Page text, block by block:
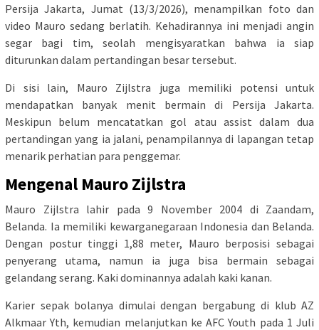
Persija Jakarta, Jumat (13/3/2026), menampilkan foto dan
video Mauro sedang berlatih. Kehadirannya ini menjadi angin
segar bagi tim, seolah mengisyaratkan bahwa ia siap
diturunkan dalam pertandingan besar tersebut.
Di sisi lain, Mauro Zijlstra juga memiliki potensi untuk
mendapatkan banyak menit bermain di Persija Jakarta.
Meskipun belum mencatatkan gol atau assist dalam dua
pertandingan yang ia jalani, penampilannya di lapangan tetap
menarik perhatian para penggemar.
Mengenal Mauro Zijlstra
Mauro Zijlstra lahir pada 9 November 2004 di Zaandam,
Belanda. Ia memiliki kewarganegaraan Indonesia dan Belanda.
Dengan postur tinggi 1,88 meter, Mauro berposisi sebagai
penyerang utama, namun ia juga bisa bermain sebagai
gelandang serang. Kaki dominannya adalah kaki kanan.
Karier sepak bolanya dimulai dengan bergabung di klub AZ
Alkmaar Yth, kemudian melanjutkan ke AFC Youth pada 1 Juli